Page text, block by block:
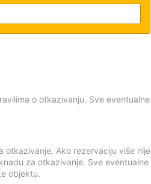
o otkazivanju. Sve eventualne
otkazivanje. Ako rezervaciju više nije
za otkazivanje. Sve eventualne
objektu.